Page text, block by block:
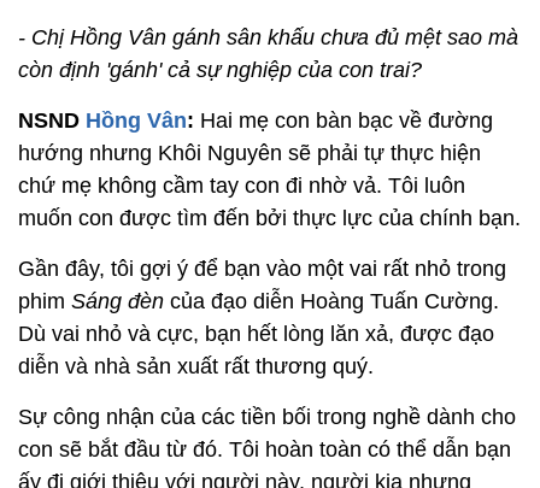
- Chị Hồng Vân gánh sân khấu chưa đủ mệt sao mà
còn định 'gánh' cả sự nghiệp của con trai?
NSND Hồng Vân: Hai mẹ con bàn bạc về đường
hướng nhưng Khôi Nguyên sẽ phải tự thực hiện
chứ mẹ không cầm tay con đi nhờ vả. Tôi luôn
muốn con được tìm đến bởi thực lực của chính bạn.
Gần đây, tôi gợi ý để bạn vào một vai rất nhỏ trong
phim Sáng đèn của đạo diễn Hoàng Tuấn Cường.
Dù vai nhỏ và cực, bạn hết lòng lăn xả, được đạo
diễn và nhà sản xuất rất thương quý.
Sự công nhận của các tiền bối trong nghề dành cho
con sẽ bắt đầu từ đó. Tôi hoàn toàn có thể dẫn bạn
ấy đi giới thiệu với người này, người kia nhưng